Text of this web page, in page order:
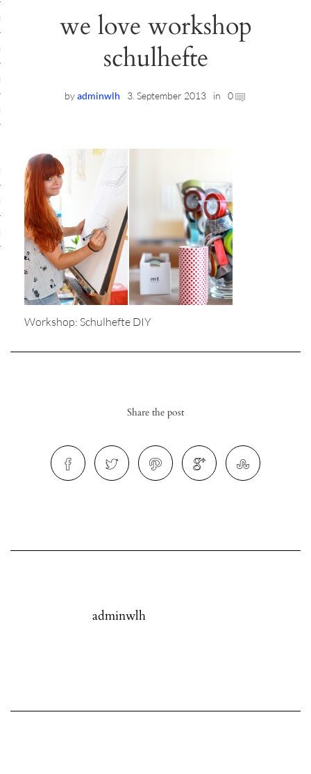
Workshops
Location
Workshops
we love workshop
schulhefte
byadminwlh 3. September 2013 in 0
Workshop: Schulhefte DIY
Share the post
adminwlh